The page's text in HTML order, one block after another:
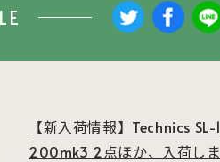
【新入荷情報】Technics SL-1
200mk3 2点ほか、入荷しま